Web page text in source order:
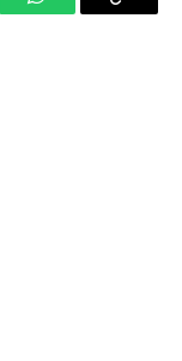
WhatsAppCopy